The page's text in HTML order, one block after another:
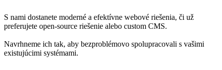
S nami dostanete moderné a efektívne webové riešenia, či už
preferujete open-source riešenie alebo custom CMS.
Navrhneme ich tak, aby bezproblémovo spolupracovali s vašimi
existujúcimi systémami.